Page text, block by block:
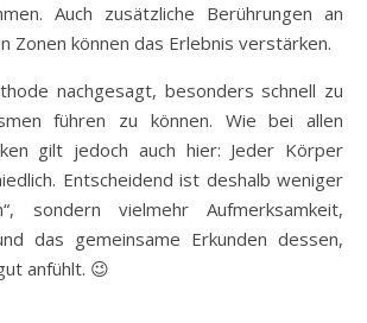
Auch zusätzliche Berührungen an
Zonen können das Erlebnis verstärken.
nachgesagt, besonders schnell zu
führen zu können. Wie bei allen
gilt jedoch auch hier: Jeder Körper
Entscheidend ist deshalb weniger
sondern vielmehr Aufmerksamkeit,
das gemeinsame Erkunden dessen,
anfühlt. 😉